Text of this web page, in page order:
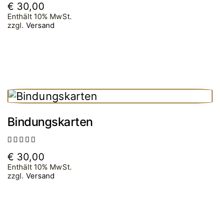
mit
5.00
von 5
€ 30,00
Enthält 10% MwSt.
zzgl. Versand
Bindungskarten
mit
5.00
von 5
€ 30,00
Enthält 10% MwSt.
zzgl. Versand